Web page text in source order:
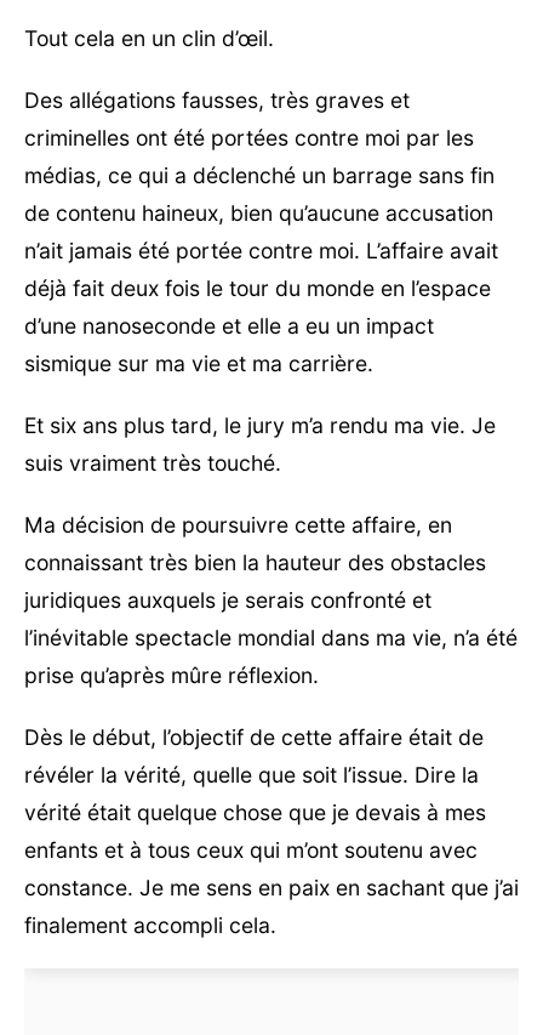
Tout cela en un clin d’œil.
Des allégations fausses, très graves et
criminelles ont été portées contre moi par les
médias, ce qui a déclenché un barrage sans fin
de contenu haineux, bien qu’aucune accusation
n’ait jamais été portée contre moi. L’affaire avait
déjà fait deux fois le tour du monde en l’espace
d’une nanoseconde et elle a eu un impact
sismique sur ma vie et ma carrière.
Et six ans plus tard, le jury m’a rendu ma vie. Je
suis vraiment très touché.
Ma décision de poursuivre cette affaire, en
connaissant très bien la hauteur des obstacles
juridiques auxquels je serais confronté et
l’inévitable spectacle mondial dans ma vie, n’a été
prise qu’après mûre réflexion.
Dès le début, l’objectif de cette affaire était de
révéler la vérité, quelle que soit l’issue. Dire la
vérité était quelque chose que je devais à mes
enfants et à tous ceux qui m’ont soutenu avec
constance. Je me sens en paix en sachant que j’ai
finalement accompli cela.